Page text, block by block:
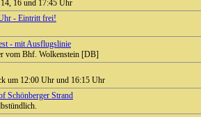
16 und 17:45 Uhr
- Eintritt frei!
- mit Ausflugslinie
vom Bhf. Wolkenstein [DB]
um 12:00 Uhr und 16:15 Uhr
Schönberger Strand